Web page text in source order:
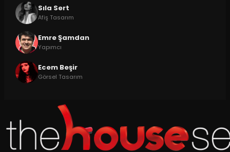
Sıla Sert
Afiş Tasarım
Emre Şamdan
Yapımcı
Ecem Beşir
Görsel Tasarım